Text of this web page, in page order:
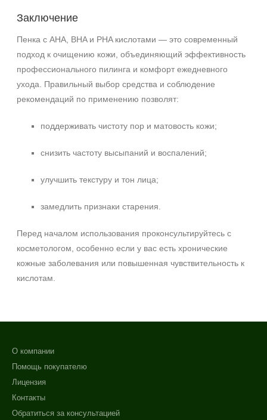
Заключение
Пенка с AHA, BHA и PHA кислотами — это современный
подход к очищению кожи, объединяющий эффективность
профессионального пилинга и комфорт ежедневного
ухода. Правильный выбор средства и соблюдение
рекомендаций по применению позволят:
поддерживать чистоту пор и матовость кожи;
снизить частоту высыпаний и воспалений;
улучшить текстуру и тон лица;
замедлить признаки старения.
Перед началом использования проконсультируйтесь с
косметологом, особенно если у вас есть хронические
кожные заболевания или повышенная чувствительность к
кислотам.
О компании
Помощь покупателю
Лицензия
Контакты
Обратиться за консультацией